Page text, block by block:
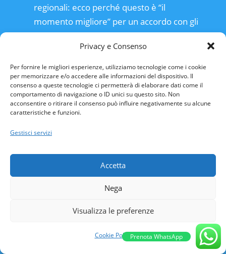
Privacy e Consenso
Per fornire le migliori esperienze, utilizziamo tecnologie come i cookie
per memorizzare e/o accedere alle informazioni del dispositivo. Il
consenso a queste tecnologie ci permetterà di elaborare dati come il
comportamento di navigazione o ID unici su questo sito. Non
acconsentire o ritirare il consenso può influire negativamente su alcune
caratteristiche e funzioni.
Gestisci servizi
Accetta
Nega
Visualizza le preferenze
Cookie Policy
regionali: ecco perché questo è “il
momento migliore” per un accordo con gli
Usa, come dice l’Iran
Rinnovo Patente Online
Prenota WhatsApp